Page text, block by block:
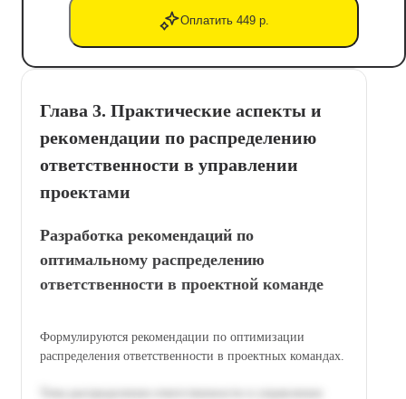
Оплатить 449 р.
Глава 3. Практические аспекты и
рекомендации по распределению
ответственности в управлении
проектами
Разработка рекомендаций по
оптимальному распределению
ответственности в проектной команде
Формулируются рекомендации по оптимизации
распределения ответственности в проектных командах.